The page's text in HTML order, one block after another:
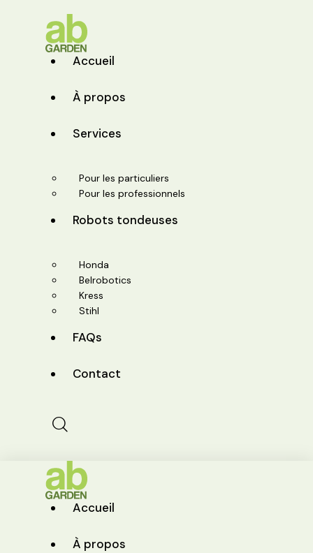
Accueil
À propos
Services
Pour les particuliers
Pour les professionnels
Robots tondeuses
Honda
Belrobotics
Kress
Stihl
FAQs
Contact
Accueil
À propos